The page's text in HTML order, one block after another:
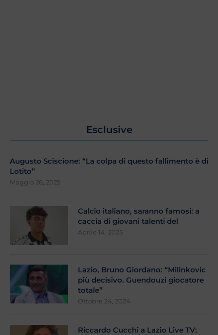
Esclusive
Augusto Sciscione: “La colpa di questo fallimento è di
Lotito”
Maggio 26, 2025
Calcio italiano, saranno famosi: a
caccia di giovani talenti del
Aprile 14, 2025
Lazio, Bruno Giordano: “Milinkovic
più decisivo. Guendouzi giocatore
totale”
Ottobre 24, 2024
Riccardo Cucchi a Lazio Live TV: